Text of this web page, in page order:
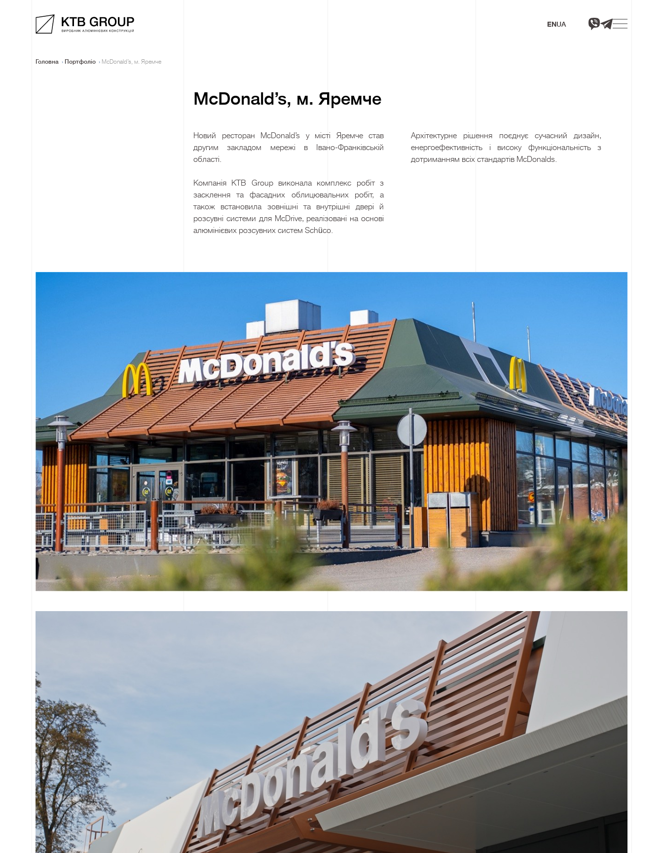
ENUA
Головна Портфоліо McDonald’s, м. Яремче
McDonald’s, м. Яремче
Новий ресторан McDonald’s у місті Яремче став
другим закладом мережі в Івано-Франківській
області.
Компанія KTB Group виконала комплекс робіт з
засклення та фасадних облицювальних робіт, а
також встановила зовнішні та внутрішні двері й
розсувні системи для McDrive, реалізовані на основі
алюмінієвих розсувних систем Schüco.
Архітектурне рішення поєднує сучасний дизайн,
енергоефективність і високу функціональність з
дотриманням всіх стандартів McDonalds.